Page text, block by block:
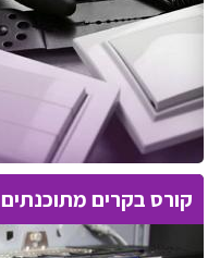
קורס בקרים מתוכנתים